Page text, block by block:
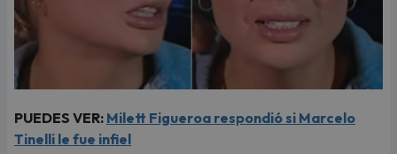
PUEDES VER: Milett Figueroa respondió si Marcelo
Tinelli le fue infiel